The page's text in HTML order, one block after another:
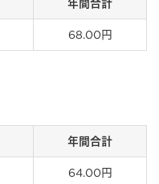
年間合計
68.00円
年間合計
64.00円